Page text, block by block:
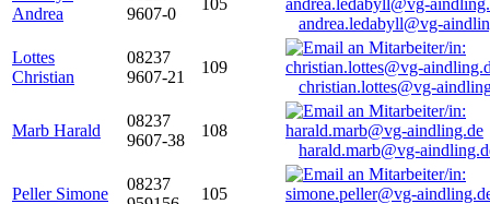
Andrea
9607-0
105
andrea.ledabyll@vg-
Lottes
Christian
08237
9607-21
109
christian.lottes@vg-
Marb Harald
08237
9607-38
108
harald.marb@vg-
Peller Simone
08237
105